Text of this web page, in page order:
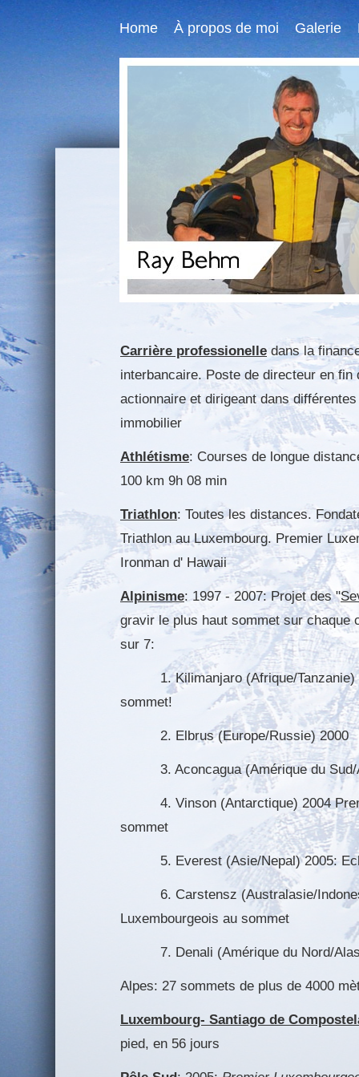
Home À propos de moi Galerie
Carrière professionelledans la
interbancaire. Poste de directeur en
actionnaire et dirigeant dans
immobilier
Athlétisme: Courses de longue
100 km 9h 08 min
Triathlon: Toutes les distances.
Triathlon au Luxembourg. Premier
Ironman d' Hawaii
Alpinisme: 1997 - 2007: Projet des "
gravir le plus haut sommet sur chaque
sur 7:
1. Kilimanjaro (Afrique/Tanzanie)
sommet!
2. Elbrus (Europe/Russie) 2000
3. Aconcagua (Amérique du Sud/
4. Vinson (Antarctique) 2004
sommet
5. Everest (Asie/Nepal) 2005:
6. Carstensz (Australasie/
Luxembourgeois au sommet
7. Denali (Amérique du Nord/
Alpes: 27 sommets de plus de 4000
Luxembourg- Santiago de
pied, en 56 jours